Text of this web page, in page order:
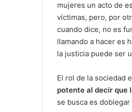
mujeres un acto de
víctimas, pero, por
cuando dice, no es
llamando a hacer es
la justicia puede ser
El rol de la sociedad
potente al decir que
se busca es